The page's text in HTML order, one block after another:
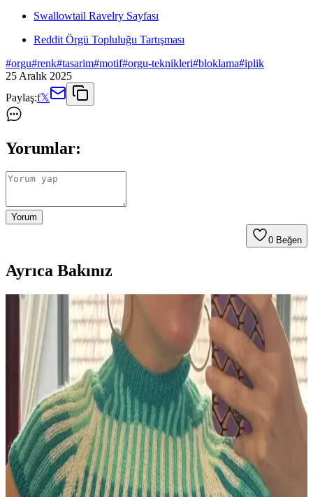
Swallowtail Ravelry Sayfası
Reddit Örgü Topluluğu Tartışması
#orgu#renk#tasarim#motif#orgu-teknikleri#bloklama#iplik
25 Aralık 2025
Paylaş:f𝕏
Yorumlar:
Yorum
0 Beğen
Ayrıca Bakınız
Berry Baby Hat: Yeni Doğan Bebekler İçin Orta
Seviye Örgü Şapka Modeli ve Teknik Detayları
Berry Baby Hat, yeni doğan bebekler için Michele Sabatier
tarafından tasarlanmış, orta seviye zorlukta, rahat ve estetik bir örgü
şapka modelidir. Kenar kıvrımı bebeğin konforunu artırır.
HipKnitShop Lemon Cardigan Boyutlandırma
Yöntemleri ve Alternatif Tasarım Önerileri
HipKnitShop Lemon Cardigan modeli, farklı şiş kalınlıklarıyla
beden uyarlaması yapıyor. Bu yöntem kumaş tutarlılığını ve yapısal
bütünlüğü etkileyebilir. Alternatif desen ve model önerileri
sunuluyor.